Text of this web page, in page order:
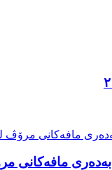
مافەکانی